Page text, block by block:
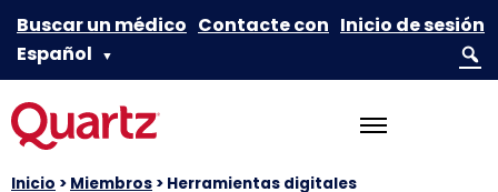
Buscar un médico Contacte con Inicio de sesión
Español
▼
Inicio > Miembros > Herramientas digitales